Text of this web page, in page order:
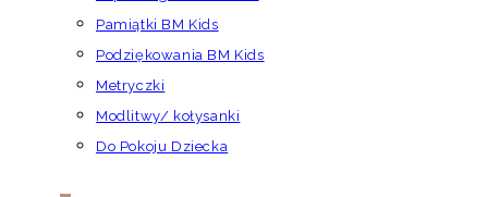
Pamiątki BM Kids
Podziękowania BM Kids
Metryczki
Modlitwy/ kołysanki
Do Pokoju Dziecka